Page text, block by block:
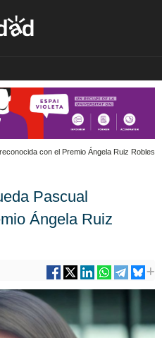
con el Premio Ángela Ruiz Robles
Pascual
Ángela Ruiz